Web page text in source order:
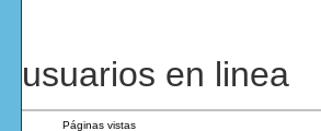
usuarios en linea
Páginas vistas